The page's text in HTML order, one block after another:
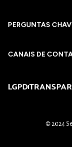
PERGUNTAS
CANAIS DE
LGPD
© 2024